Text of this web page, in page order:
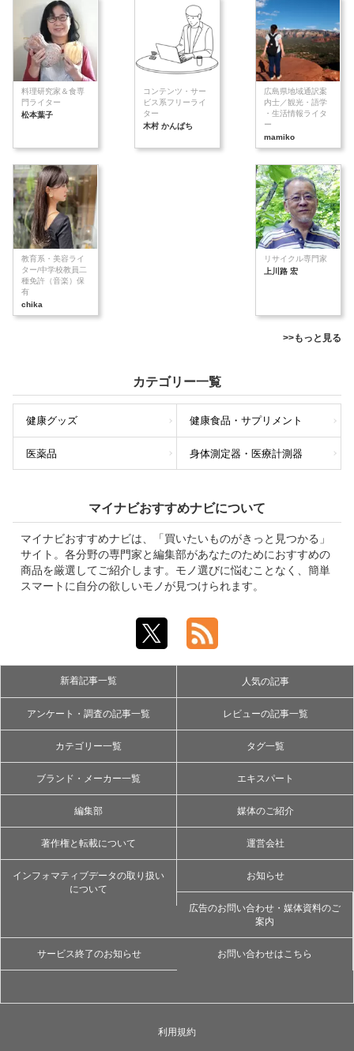
料理研究家＆食専
門ライター
松本葉子
コンテンツ・サー
ビス系フリーライ
ター
木村 かんぱち
広島県地域通訳案
内士／観光・語学
・生活情報ライタ
ー
mamiko
教育系・美容ライ
ター/中学校教員二
種免許（音楽）保
有
chika
リサイクル専門家
上川路 宏
>>もっと見る
カテゴリー一覧
健康グッズ 健康食品・サプリメント
医薬品 身体測定器・医療計測器
マイナビおすすめナビについて
マイナビおすすめナビは、「買いたいものがきっと見つかる」
サイト。各分野の専門家と編集部があなたのためにおすすめの
商品を厳選してご紹介します。モノ選びに悩むことなく、簡単
スマートに自分の欲しいモノが見つけられます。
新着記事一覧 人気の記事
アンケート・調査の記事一覧 レビューの記事一覧
カテゴリー一覧 タグ一覧
ブランド・メーカー一覧 エキスパート
編集部 媒体のご紹介
著作権と転載について 運営会社
インフォマティブデータの取り扱い
について
お知らせ
広告のお問い合わせ・媒体資料のご
案内
サービス終了のお知らせ お問い合わせはこちら
利用規約